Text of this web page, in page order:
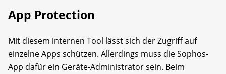
App Protection
Mit diesem internen Tool lässt sich der Zugriff auf
einzelne Apps schützen. Allerdings muss die Sophos-
App dafür ein Geräte-Administrator sein. Beim